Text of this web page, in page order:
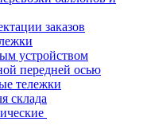
заказов
устройством
передней осью
тележки
склада